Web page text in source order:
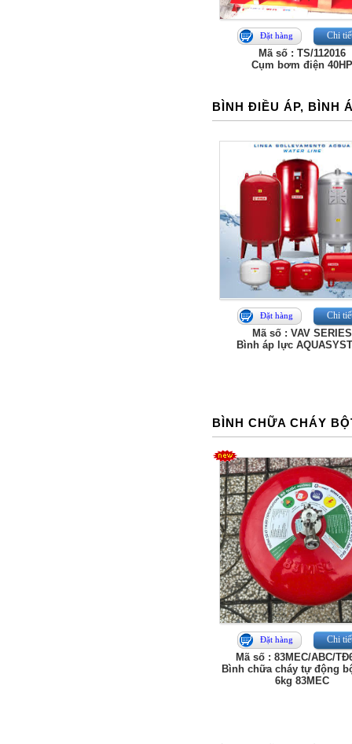
Đặt hàng Chi
Mã số : TS/112016
Cụm bơm điện
BÌNH ĐIỀU ÁP, BÌNH
Đặt hàng Chi
Mã số : VAV SERIES
Bình áp lực
BÌNH CHỮA CHÁY
Đặt hàng Chi
Mã số : 83MEC/ABC/
Bình chữa cháy tự động
6kg 83MEC